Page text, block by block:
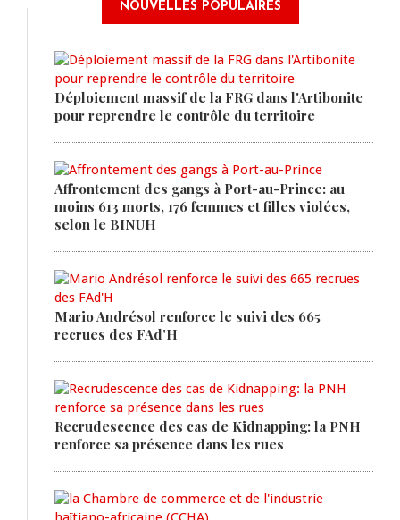
NOUVELLES POPULAIRES
Déploiement massif de la FRG dans l'Artibonite
pour reprendre le contrôle du territoire
Affrontement des gangs à Port-au-Prince: au
moins 613 morts, 176 femmes et filles violées,
selon le BINUH
Mario Andrésol renforce le suivi des 665
recrues des FAd'H
Recrudescence des cas de Kidnapping: la PNH
renforce sa présence dans les rues